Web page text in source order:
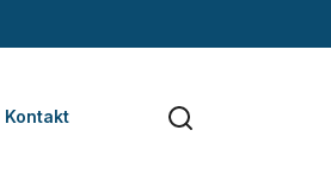
Kontakt